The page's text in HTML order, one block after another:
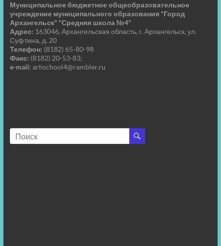
Муниципальное бюджетное общеобразовательное
учреждение муниципального образования "Город
Архангельск" "Средняя школа №4"
Адрес: 163046, Архангельская область, г. Архангельск, ул.
Суфтина, д. 20
Телефон: (8182) 65-80-98
Факс: (8182) 20-53-83;
e-mail: arhschool4@rambler.ru